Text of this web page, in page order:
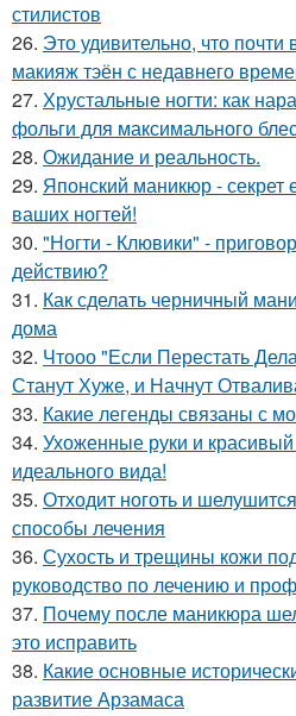
стилистов
26. Это удивительно, что
макияж тэён с недавнего
27. Хрустальные ногти: как
фольги для максимального
28. Ожидание и реальность.
29. Японский маникюр - секрет
ваших ногтей!
30. "Ногти - Клювики" -
действию?
31. Как сделать черничный
дома
32. Чтооо "Если Перестать
Станут Хуже, и Начнут
33. Какие легенды связаны с
34. Ухоженные руки и
идеального вида!
35. Отходит ноготь и
способы лечения
36. Сухость и трещины кожи
руководство по лечению и
37. Почему после маникюра
это исправить
38. Какие основные
развитие Арзамаса